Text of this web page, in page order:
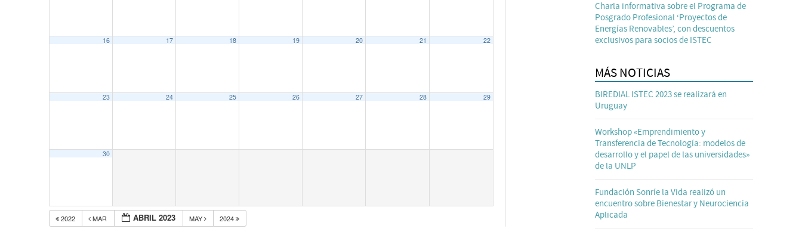
16 17 18 19 20 21 22
23 24 25 26 27 28 29
30
2022 MAR ABRIL 2023 MAY 2024
Charla informativa sobre el Programa de
Posgrado Profesional ‘Proyectos de
Energías Renovables’, con descuentos
exclusivos para socios de ISTEC
MÁS NOTICIAS
BIREDIAL ISTEC 2023 se realizará en
Uruguay
Workshop «Emprendimiento y
Transferencia de Tecnología: modelos de
desarrollo y el papel de las universidades»
de la UNLP
Fundación Sonríe la Vida realizó un
encuentro sobre Bienestar y Neurociencia
Aplicada